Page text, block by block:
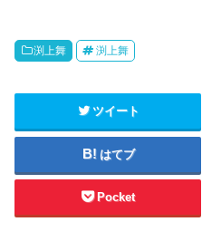
渕上舞 渕上舞
ツイート
はてブ
Pocket